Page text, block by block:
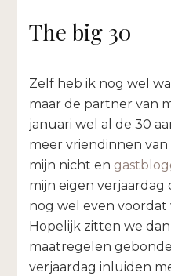
The big 30
Zelf heb ik nog wel
maar de partner van
januari wel al de 30
meer vriendinnen van
mijn nicht en
mijn eigen
nog wel even
Hopelijk zitten we
maatregelen
verjaardag inluiden